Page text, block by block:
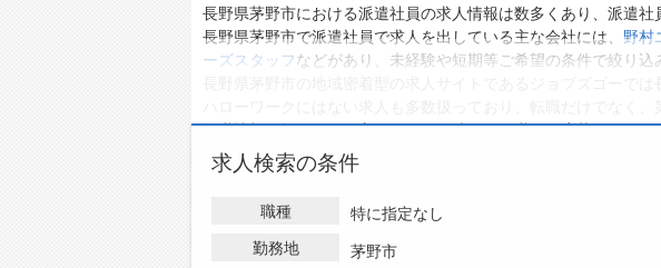
メニュー
トップ
長野県の求人検索で選ばれる理由
転職支
転職支援
長野県茅野市における派遣社員の求人情報は数多くあり、派遣
長野県茅野市で派遣社員で求人を出している主な会社には、 野村
ーズスタッフなどがあり、未経験や短期等ご希望の条件で絞り込
ハローワークにはない求人も多数扱っており、転職だけでなく
転職情報を探している方は、ぜひ興味のある職種に応募してみて
求人検索の条件
職種
特に指定なし
勤務地
茅野市